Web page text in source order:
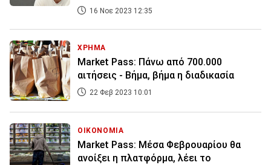
16 Νοε 2023 12:35
ΧΡΗΜΑ
Market Pass: Πάνω από 700.000
αιτήσεις - Βήμα, βήμα η διαδικασία
22 Φεβ 2023 10:01
ΟΙΚΟΝΟΜΙΑ
Market Pass: Μέσα Φεβρουαρίου θα
ανοίξει η πλατφόρμα, λέει το